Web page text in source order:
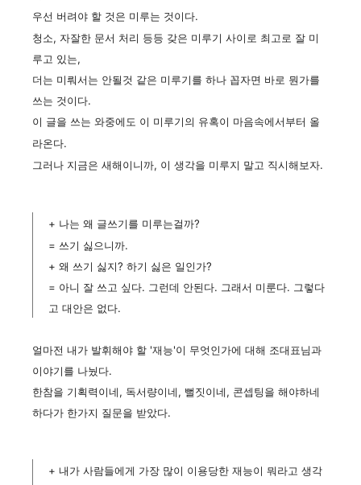
우선 버려야 할 것은 미루는 것이다.
청소, 자잘한 문서 처리 등등 갖은 미루기 사이로 최고로 잘 미
루고 있는,
더는 미뤄서는 안될것 같은 미루기를 하나 꼽자면 바로 뭔가를
쓰는 것이다.
이 글을 쓰는 와중에도 이 미루기의 유혹이 마음속에서부터 올
라온다.
그러나 지금은 새해이니까, 이 생각을 미루지 말고 직시해보자.
+ 나는 왜 글쓰기를 미루는걸까?
= 쓰기 싫으니까.
+ 왜 쓰기 싫지? 하기 싫은 일인가?
= 아니 잘 쓰고 싶다. 그런데 안된다. 그래서 미룬다. 그렇다
고 대안은 없다.
얼마전 내가 발휘해야 할 '재능'이 무엇인가에 대해 조대표님과
이야기를 나눴다.
한참을 기획력이네, 독서량이네, 뻘짓이네, 콘셉팅을 해야하네
하다가 한가지 질문을 받았다.
+ 내가 사람들에게 가장 많이 이용당한 재능이 뭐라고 생각